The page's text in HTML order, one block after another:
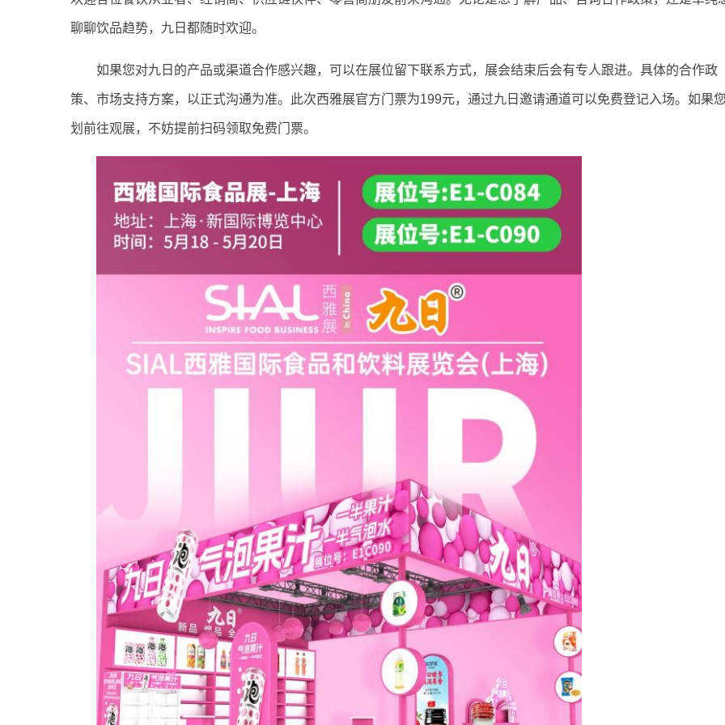
聊聊饮品趋势，九日都随时欢迎。
如果您对九日的产品或渠道合作感兴趣，可以在展位留下联系方式，展会结束后会有专人跟进。具体的合作政
策、市场支持方案，以正式沟通为准。此次西雅展官方门票为199元，通过九日邀请通道可以免费登记入场。如果
划前往观展，不妨提前扫码领取免费门票。